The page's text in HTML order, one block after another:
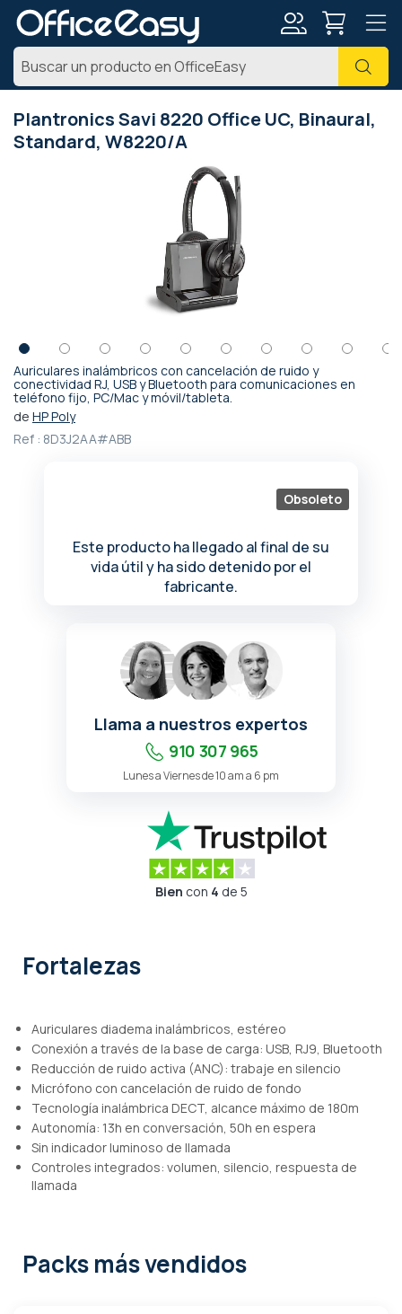
Plantronics Savi 8220 Office UC, Binaural,
Standard, W8220/A
Auriculares inalámbricos con cancelación de ruido y
conectividad RJ, USB y Bluetooth para comunicaciones en
teléfono fijo, PC/Mac y móvil/tableta.
de HP Poly
Ref : 8D3J2AA#ABB
Obsoleto
Este producto ha llegado al final de su
vida útil y ha sido detenido por el
fabricante.
Saltar
al
comienzo
de
Llama a nuestros expertos
910 307 965
Lunes a Viernes de 10 am a 6 pm
Bien con 4 de 5
Fortalezas
Auriculares diadema inalámbricos, estéreo
Conexión a través de la base de carga: USB, RJ9, Bluetooth
Reducción de ruido activa (ANC): trabaje en silencio
Micrófono con cancelación de ruido de fondo
Tecnología inalámbrica DECT, alcance máximo de 180m
Autonomía: 13h en conversación, 50h en espera
Sin indicador luminoso de llamada
Controles integrados: volumen, silencio, respuesta de
llamada
Packs más vendidos